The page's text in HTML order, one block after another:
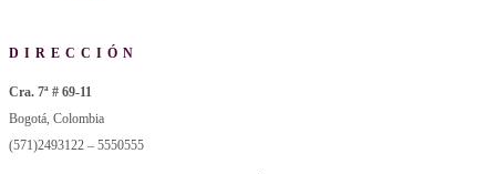
DIRECCIÓN
Cra. 7ª # 69-11
Bogotá, Colombia
(571)2493122 – 5550555